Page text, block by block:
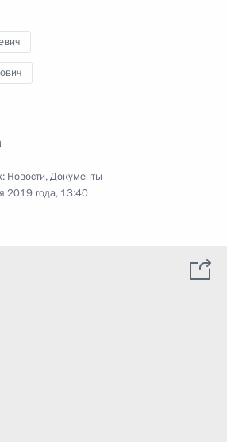
Новости,Документы
2019 года, 13:40